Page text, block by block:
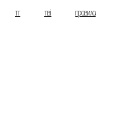
тг тві правила